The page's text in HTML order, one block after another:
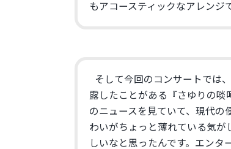
もアコースティックなアレンジ
そして今回のコンサートでは
露したことがある『さゆりの啖
のニュースを見ていて、現代の
わいがちょっと薄れている気が
しいなと思ったんです。 エンタ